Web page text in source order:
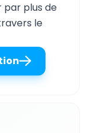
par plus de
le